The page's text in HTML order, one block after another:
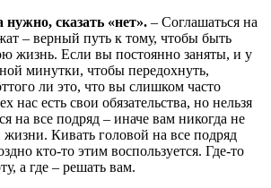
сказать «нет». – Соглашаться на
– верный путь к тому, чтобы быть
жизнь. Если вы постоянно заняты, и у
минутки, чтобы передохнуть,
ли это, что вы слишком часто
нас есть свои обязательства, но нельзя
на все подряд – иначе вам никогда не
жизни. Кивать головой на все подряд
кто-то этим воспользуется. Где-то
а где – решать вам.